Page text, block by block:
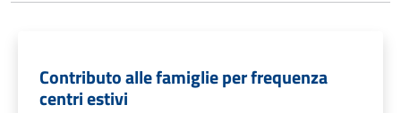
Contributo alle famiglie per frequenza
centri estivi